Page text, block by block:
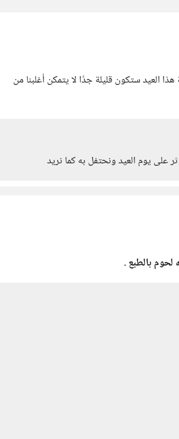
العيد ستكون قليلة جدًا لا يتمكن أغلبنا من
على يوم العيد ونحتفل به كما نريد
لحوم بالطبع .